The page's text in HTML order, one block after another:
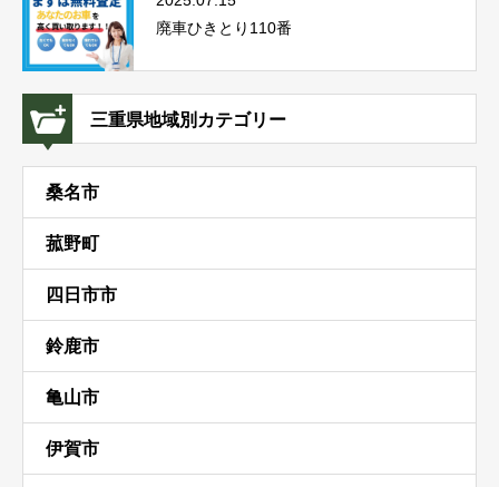
廃車ひきとり110番
三重県地域別カテゴリー
桑名市
菰野町
四日市市
鈴鹿市
亀山市
伊賀市